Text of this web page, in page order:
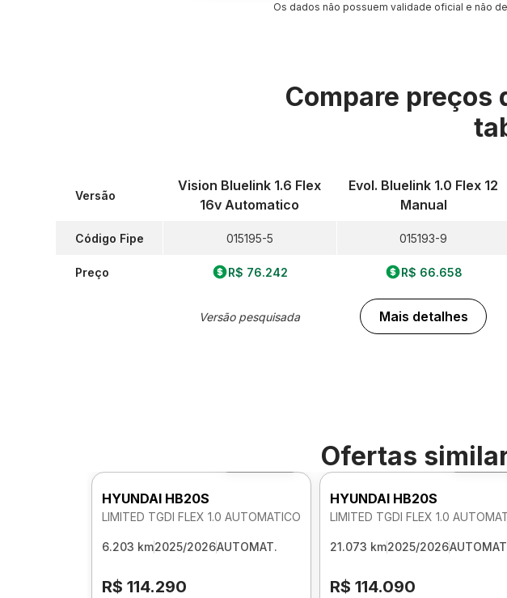
Os dados não possuem validade oficial e não
Compare preços
Versão
Código Fipe
Preço
Vision Bluelink 1.6 Flex
16v Automatico
015195-5
R$ 76.242
Versão pesquisada
Evol. Bluelink 1.0 Flex 12
Manual
015193-9
R$ 66.658
Mais detalhes
Ofertas
HYUNDAI HB20S
LIMITED TGDI FLEX 1.0 AUTOMATICO
6.203 km2025/2026AUTOMAT.
R$ 114.290
Foto
HYUNDAI HB20S
LIMITED TGDI FLEX 1.0
21.073 km2025/2026
R$ 114.090